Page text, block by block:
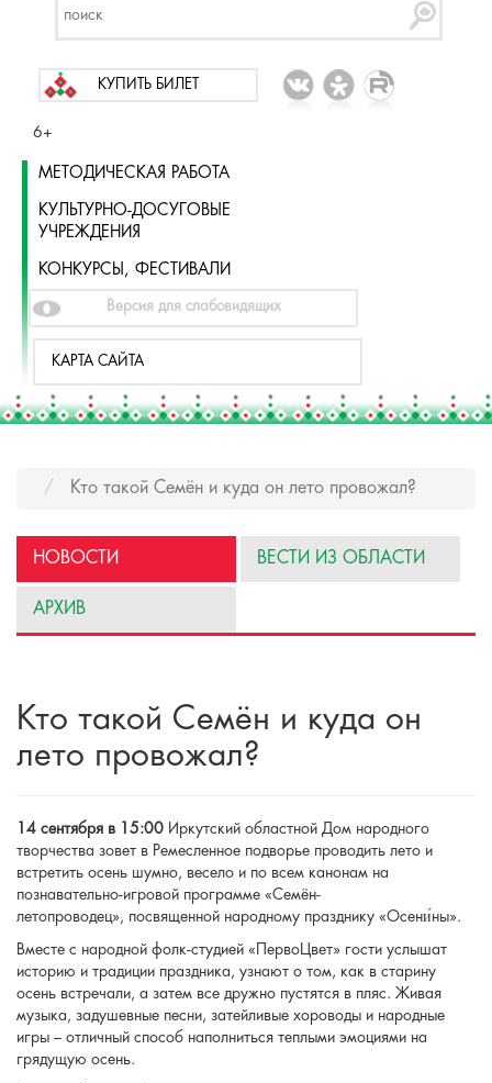
КУПИТЬ БИЛЕТ
6+
МЕТОДИЧЕСКАЯ РАБОТА
КУЛЬТУРНО-ДОСУГОВЫЕ
УЧРЕЖДЕНИЯ
КОНКУРСЫ, ФЕСТИВАЛИ
Версия для слабовидящих
КАРТА САЙТА
Кто такой Семён и куда он лето провожал?
НОВОСТИ ВЕСТИ ИЗ ОБЛАСТИ
АРХИВ
Кто такой Семён и куда он
лето провожал?
14 сентября в 15:00 Иркутский областной Дом народного
творчества зовет в Ремесленное подворье проводить лето и
встретить осень шумно, весело и по всем канонам на
познавательно-игровой программе «Семён-
летопроводец», посвященной народному празднику «Осени́ны».
Вместе с народной фолк-студией «ПервоЦвет» гости услышат
историю и традиции праздника, узнают о том, как в старину
осень встречали, а затем все дружно пустятся в пляс. Живая
музыка, задушевные песни, затейливые хороводы и народные
игры – отличный способ наполниться теплыми эмоциями на
грядущую осень.